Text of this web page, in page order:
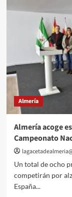
primera
vez
el
Encuentro
Regional
de
Periodistas
Andalucía
Almería
Almería acoge
Campeonato
Un total de ocho
competirán por
España...